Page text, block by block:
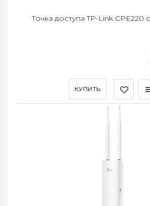
КУПИТЬ
Точка доступа TP-Link CPE220